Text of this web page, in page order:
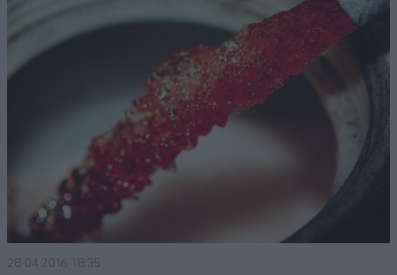
28·04·2016 18:35